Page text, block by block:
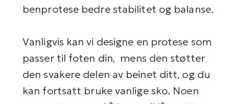
benprotese bedre stabilitet og balanse.
Vanligvis kan vi designe en protese som
passer til foten din, mens den støtter
den svakere delen av beinet ditt, og du
kan fortsatt bruke vanlige sko. Noen